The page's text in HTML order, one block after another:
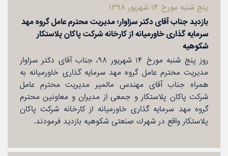
پنج شنبه مورخ ۱۴ شهریور ۱۳۹۸
بازدید جناب آقای دكتر سزاوار؛ مدیریت محترم عامل گروه مهد
سرمایه گذاری خاورمیانه از كارخانه شركت پاكان پلاستكار
شكوهیه
روز پنج شنبه مورخ ۱۴ شهریور ۹۸، جناب آقای دكتر سزاوار
مدیریت محترم عامل گروه مهد سرمایه گذاری خاورمیانه به
همراه جناب آقای مهندس مالمیر مدیریت محترم عامل
شركت پاكان پلاستكار و جمعی از مدیران و معاونین محترم
گروه مهد سرمایه گذاری خاورمیانه از كارخانه شركت پاكان
پلاستكار واقع در شهرك صنعتی شكوهیه بازدید فرمودند.